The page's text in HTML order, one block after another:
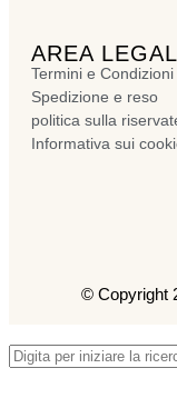
AREA
Termini e Condizioni
Spedizione e reso
politica sulla
Informativa sui
© Copyright